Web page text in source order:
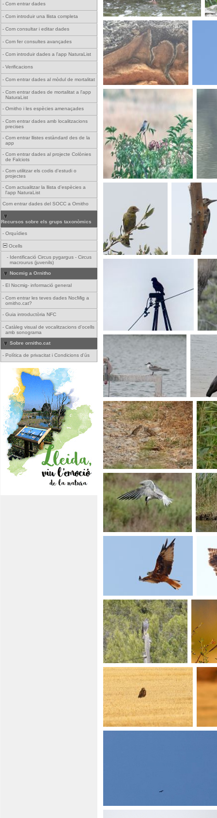
- Com entrar dades
- Com introduir una llista completa
- Com consultar i editar dades
- Com fer consultes avançades
- Com introduir dades a l'app NaturaList
- Verificacions
- Com entrar dades al mòdul de mortalitat
- Com entrar dades de mortalitat a l'app
NaturaList
- Ornitho i les espècies amenaçades
- Com entrar dades amb localitzacions
precises
- Com entrar llistes estàndard des de la
app
- Com entrar dades al projecte Colònies
de Falciots
- Com utilitzar els codis d'estudi o
projectes
- Com actualitzar la llista d'espècies a
l'app NaturaList
Com entrar dades del SOCC a Ornitho
Recursos sobre els grups taxonòmics
- Orquídies
Ocells
- Identificació Circus pygargus - Circus
macrourus (juvenils)
Nocmig a Ornitho
- El Nocmig- informació general
- Com entrar les teves dades NocMig a
ornitho.cat?
- Guia introductòria NFC
- Catàleg visual de vocalitzacions d'ocells
amb sonograma
Sobre ornitho.cat
- Política de privacitat i Condicions d'ús